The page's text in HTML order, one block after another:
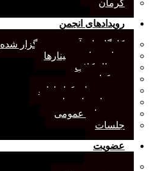
کرمان
رویدادهای انجمن
کارگاههای آموزشی برگزار شده
همایش‌ها و سمینارها
ژورنال کلاب
نقد کتاب
دورهمی‌های کتابدارانه
سخنرانی‌های علمی
مجمع‌های عمومی
جلسات
عضویت